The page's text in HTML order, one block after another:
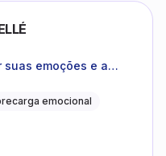
emoções e a
emocional